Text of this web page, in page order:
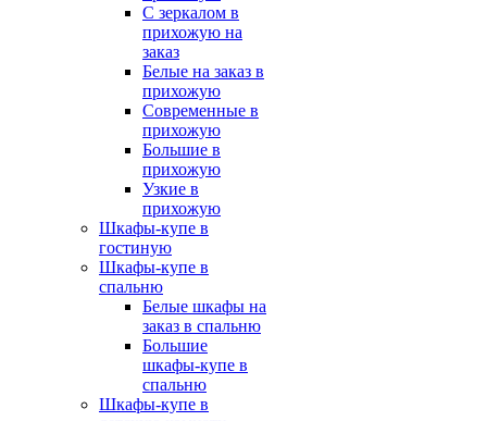
С зеркалом в
прихожую на
заказ
Белые на заказ в
прихожую
Современные в
прихожую
Большие в
прихожую
Узкие в
прихожую
Шкафы-купе в
гостиную
Шкафы-купе в
спальню
Белые шкафы на
заказ в спальню
Большие
шкафы-купе в
спальню
Шкафы-купе в